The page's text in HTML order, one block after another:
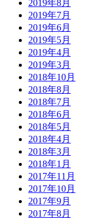
2019年8月
2019年7月
2019年6月
2019年5月
2019年4月
2019年3月
2018年10月
2018年8月
2018年7月
2018年6月
2018年5月
2018年4月
2018年3月
2018年1月
2017年11月
2017年10月
2017年9月
2017年8月